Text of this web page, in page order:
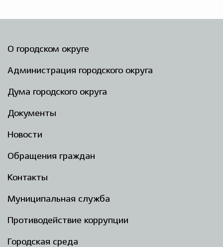
О городском округе
Администрация городского округа
Дума городского округа
Документы
Новости
Обращения граждан
Контакты
Муниципальная служба
Противодействие коррупции
Городская среда